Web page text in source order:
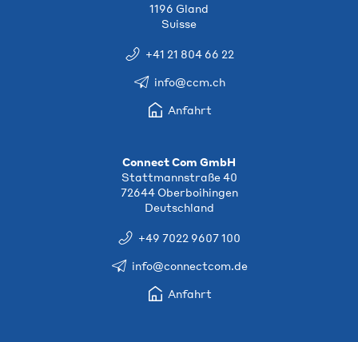
1196 Gland
Suisse
+41 21 804 66 22
info@ccm.ch
Anfahrt
Connect Com GmbH
Stattmannstraße 40
72644 Oberboihingen
Deutschland
+49 7022 9607 100
info@connectcom.de
Anfahrt